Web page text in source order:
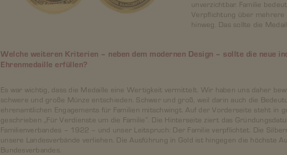
unverzichtbar. Familie
Verpflichtung über mehrere
hinweg. Das sollte die
Welche weiteren Kriterien – neben dem modernen Design – sollte die neue
Ehrenmedaille erfüllen?
Es war wichtig, dass die Medaille eine Wertigkeit vermittelt. Wir haben uns daher
schwere und große Münze entschieden. Schwer und groß, weil darin auch die
ehrenamtlichen Engagements für Familien mitschwingt. Auf der Vorderseite steht in
geschrieben „Für Verdienste um die Familie“. Die Hinterseite ziert das
Familienverbandes – 1922 – und unser Leitspruch: Der Familie verpflichtet. Die
unsere Landesverbände verliehen. Die Ausführung in Gold ist hingegen die höchste
Bundesverbandes.